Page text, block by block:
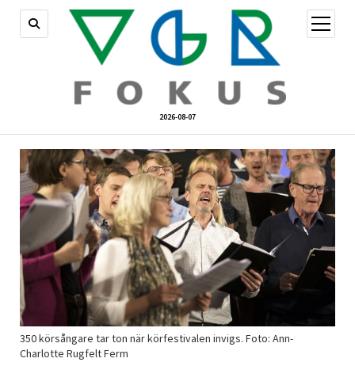
2026-08-07
öppna
meny
350 körsångare tar ton när körfestivalen invigs. Foto: Ann-
Charlotte Rugfelt Ferm